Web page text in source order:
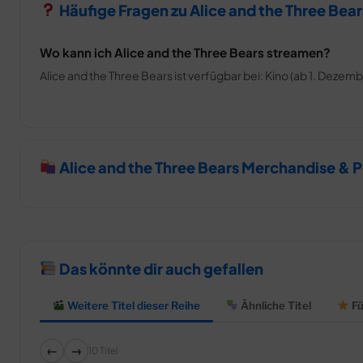
Häufige Fragen zu Alice and the Three
Wo kann ich Alice and the Three Bears streamen?
Alice and the Three Bears ist verfügbar bei: Kino (ab 1.
Alice and the Three Bears Merchandise &
Das könnte dir auch gefallen
Weitere Titel dieser Reihe Ähnliche Titel
← → 10 Titel